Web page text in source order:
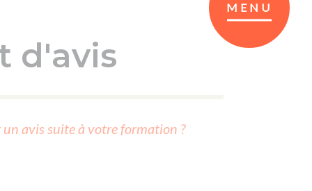
MENU
d'avis
avis suite à votre formation ?